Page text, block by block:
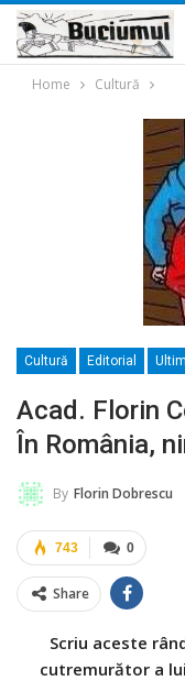
Home Cultură
Cultură Editorial
Acad. Florin
În România,
By Florin Dobrescu
0
743
Share
Scriu aceste
cutremurător a